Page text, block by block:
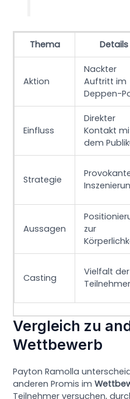
Thema Details
Aktion
Nackter
Auftritt im
Deppen-
Einfluss
Direkter
Kontakt
dem
Strategie
Aussagen
zur
Casting
Vielfalt der
Teilnehmer
Vergleich zu
Wettbewerb
Payton Ramolla
anderen Promis im
Teilnehmer versuchen,